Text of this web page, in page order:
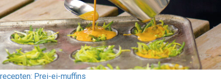
recepten: Prei-ei-muffins